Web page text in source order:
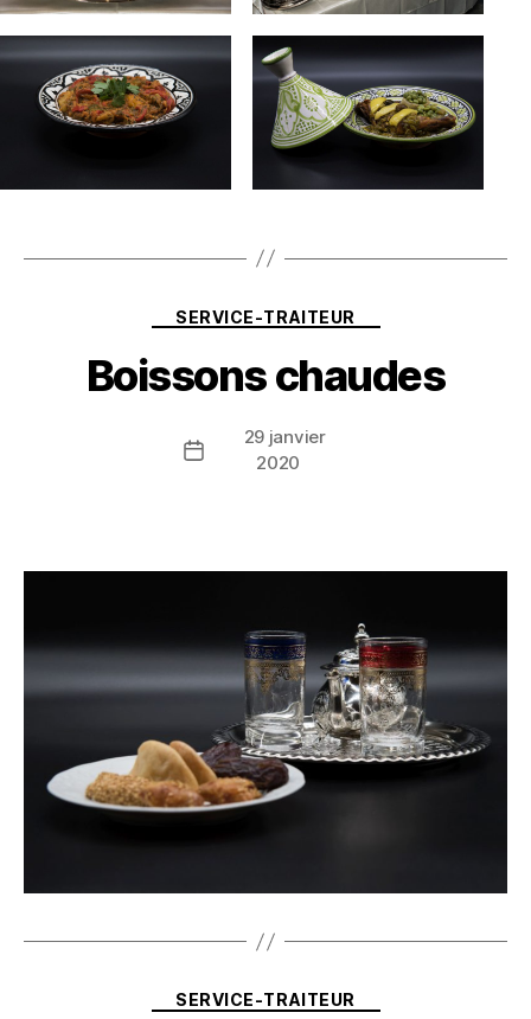
Catégories
SERVICE-TRAITEUR
Boissons chaudes
Date
29 janvier
2020
Catégories
SERVICE-TRAITEUR